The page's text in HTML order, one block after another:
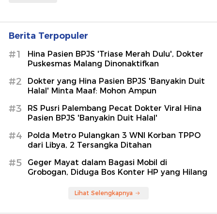
Berita Terpopuler
#1
Hina Pasien BPJS 'Triase Merah Dulu', Dokter
Puskesmas Malang Dinonaktifkan
#2
Dokter yang Hina Pasien BPJS 'Banyakin Duit
Halal' Minta Maaf: Mohon Ampun
#3
RS Pusri Palembang Pecat Dokter Viral Hina
Pasien BPJS 'Banyakin Duit Halal'
#4
Polda Metro Pulangkan 3 WNI Korban TPPO
dari Libya, 2 Tersangka Ditahan
#5
Geger Mayat dalam Bagasi Mobil di
Grobogan, Diduga Bos Konter HP yang Hilang
Lihat Selengkapnya